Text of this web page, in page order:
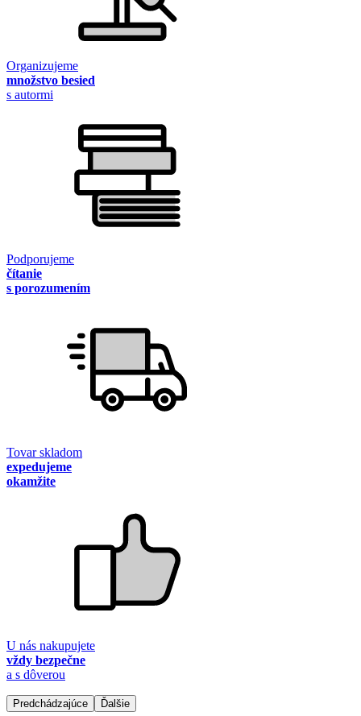
Organizujeme
množstvo besied
s autormi
Podporujeme
čítanie
s porozumením
Tovar skladom
expedujeme
okamžite
U nás nakupujete
vždy bezpečne
a s dôverou
Predchádzajúce Ďalšie